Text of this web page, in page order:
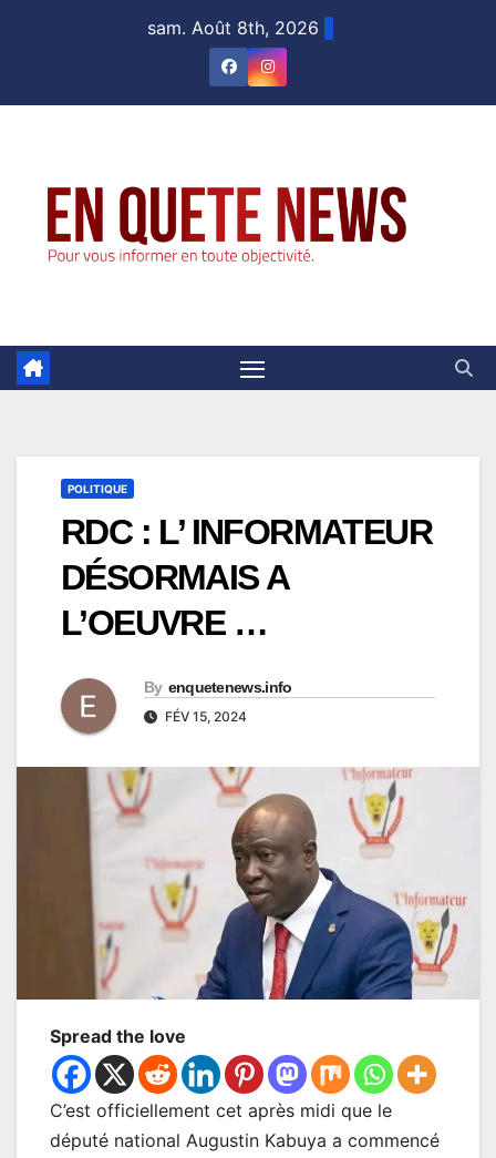
sam. Août 8th, 2026
POLITIQUE
RDC : L’ INFORMATEUR
DÉSORMAIS A
L’OEUVRE …
By enquetenews.info
FÉV 15, 2024
Spread the love
C’est officiellement cet après midi que le
député national Augustin Kabuya a commencé